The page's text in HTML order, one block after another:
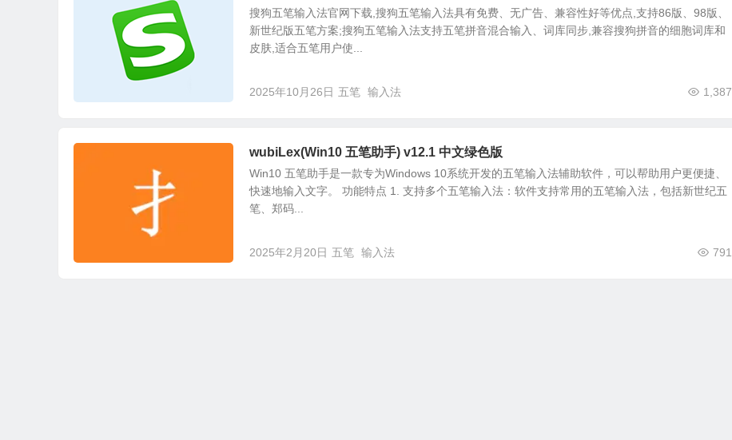
搜狗五笔输入法官网下载,搜狗五笔输入法具有免费、无广告、兼容性好等优点,支持86版、98版、
新世纪版五笔方案;搜狗五笔输入法支持五笔拼音混合输入、词库同步,兼容搜狗拼音的细胞词库和
皮肤,适合五笔用户使...
2025年10月26日 1,387
五笔 输入法
wubiLex(Win10 五笔助手) v12.1 中文绿色版
Win10 五笔助手是一款专为Windows 10系统开发的五笔输入法辅助软件，可以帮助用户更便捷、
快速地输入文字。 功能特点 1. 支持多个五笔输入法：软件支持常用的五笔输入法，包括新世纪五
笔、郑码...
2025年2月20日 791
五笔 输入法